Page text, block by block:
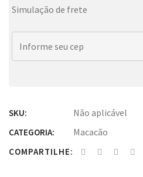
Simulação de frete
SKU: Não aplicável
CATEGORIA: Macacão
COMPARTILHE: